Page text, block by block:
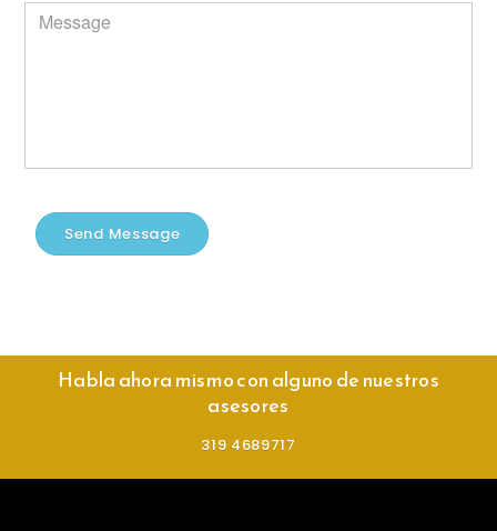
Habla ahora mismo con alguno de nuestros
asesores
319 4689717